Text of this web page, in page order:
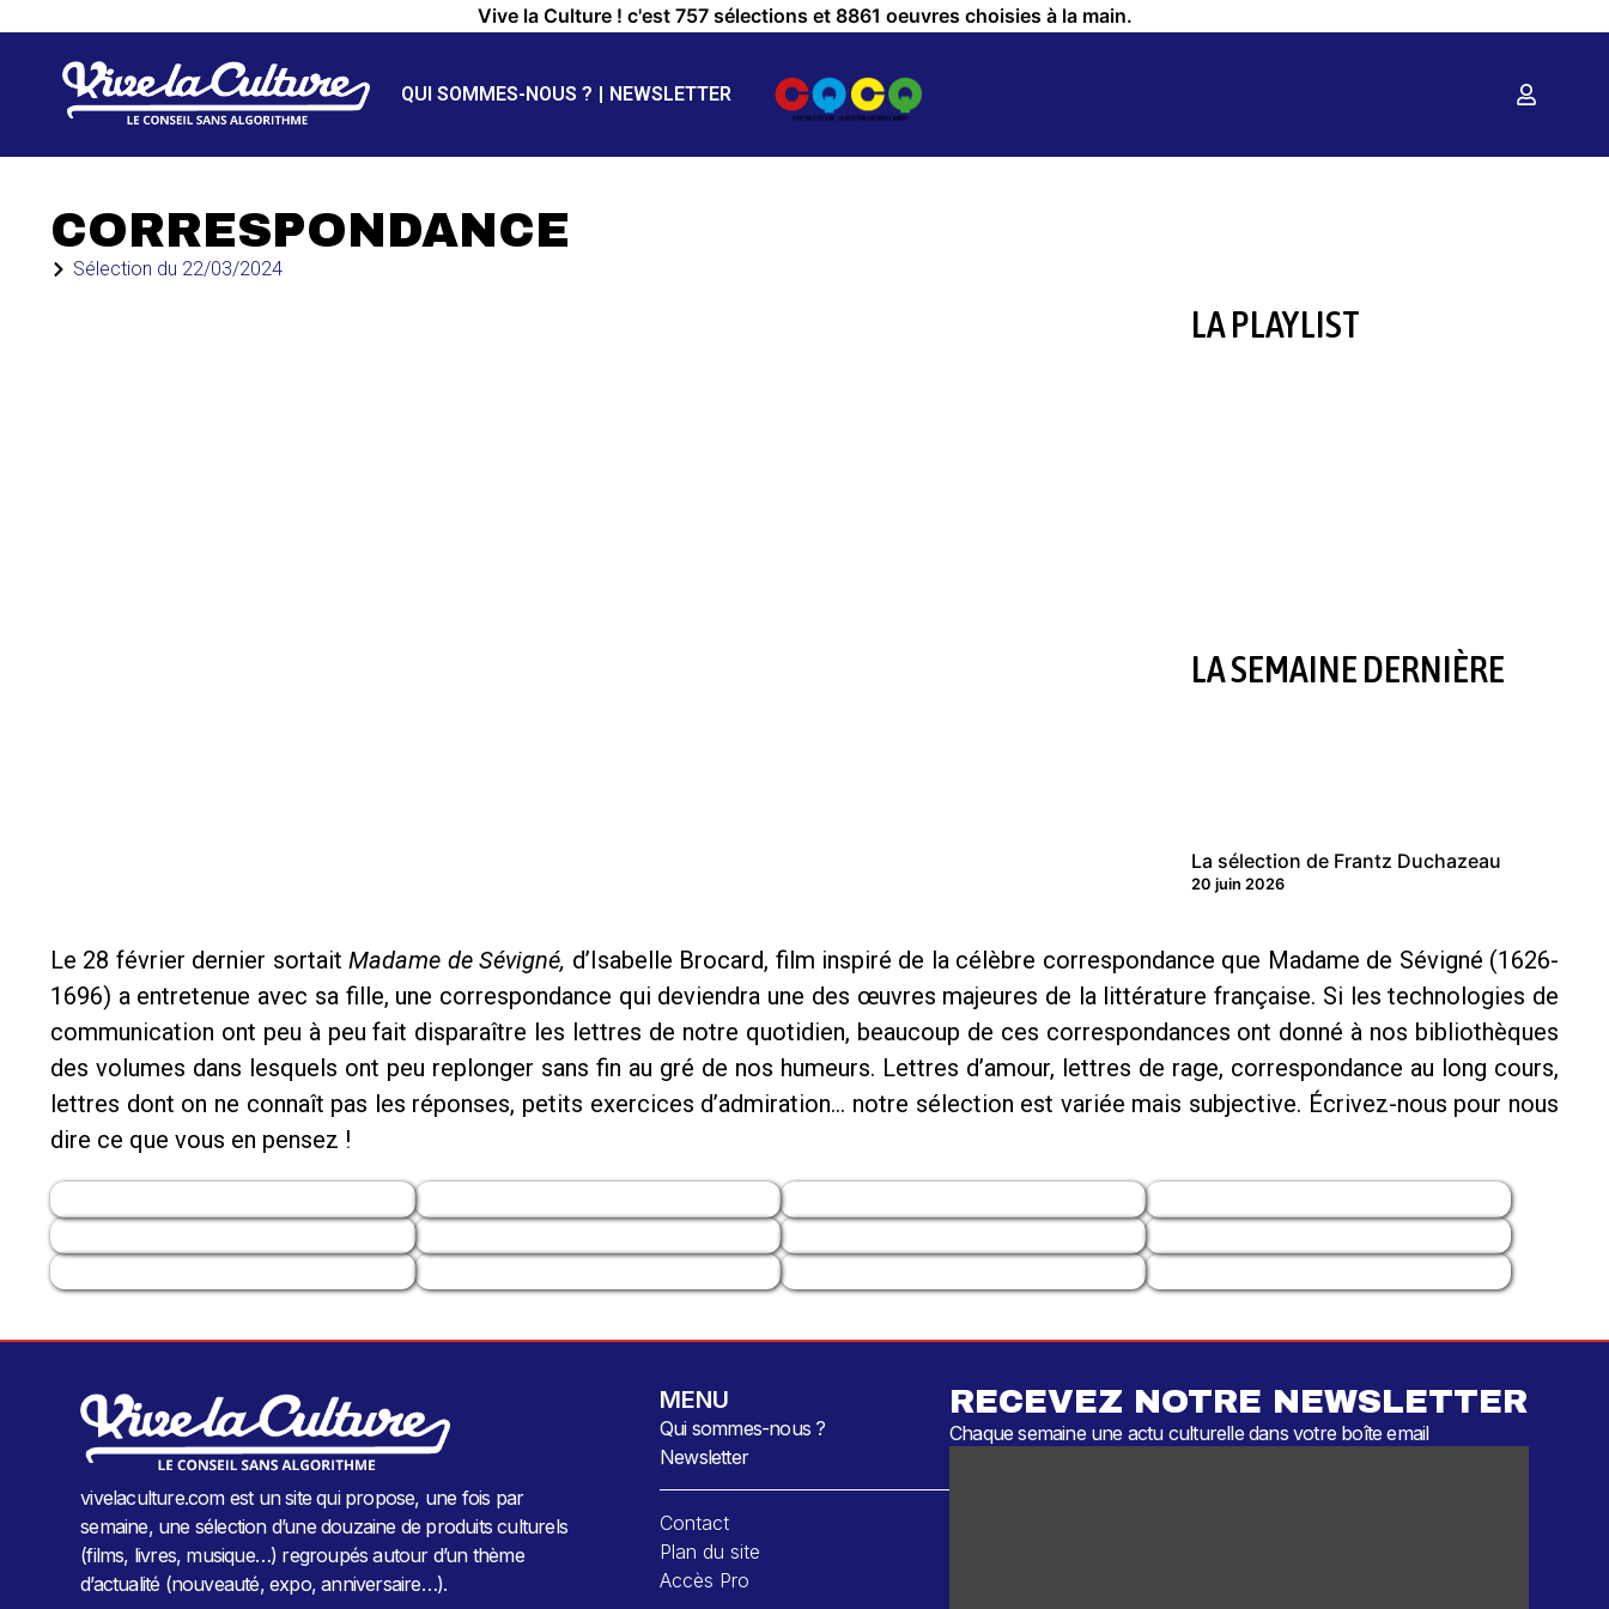
Vive la Culture ! c'est 757 sélections et 8861 oeuvres choisies à la main.
QUI SOMMES-NOUS ? NEWSLETTER
CORRESPONDANCE
Sélection du 22/03/2024
LA PLAYLIST
LA SEMAINE DERNIÈRE
La sélection de Frantz Duchazeau
20 juin 2026
Le 28 février dernier sortaitMadame de Sévigné, d’Isabelle Brocard, film inspiré de la célèbre correspondance que Madame de Sévigné (1626-
1696) a entretenue avec sa fille, une correspondance qui deviendra une des œuvres majeures de la littérature française. Si les technologies de
communication ont peu à peu fait disparaître les lettres de notre quotidien, beaucoup de ces correspondances ont donné à nos bibliothèques
des volumes dans lesquels ont peu replonger sans fin au gré de nos humeurs. Lettres d’amour, lettres de rage, correspondance au long cours,
lettres dont on ne connaît pas les réponses, petits exercices d’admiration… notre sélection est variée mais subjective. Écrivez-nous pour nous
dire ce que vous en pensez !
vivelaculture.com est un site qui propose, une fois par
semaine, une sélection d’une douzaine de produits culturels
(films, livres, musique…) regroupés autour d’un thème
d’actualité (nouveauté, expo, anniversaire…).
MENU
Qui sommes-nous ?
Newsletter
Contact
Plan du site
Accès Pro
RECEVEZ NOTRE NEWSLETTER
Chaque semaine une actu culturelle dans votre boîte email